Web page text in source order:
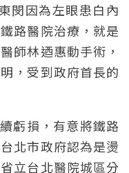
閔因為左眼患白內
路醫院治療，就是
師林迺惠動手術，
，受到政府首長的
虧損，有意將鐵路
北市政府認為是燙
立台北醫院城區分